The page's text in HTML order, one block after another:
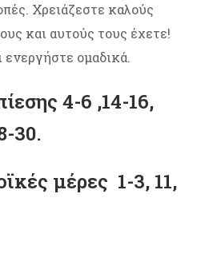
Χρειάζεστε καλούς
και αυτούς τους έχετε!
ομαδικά.
4-6 ,14-16,
30.
μέρες 1-3, 11,